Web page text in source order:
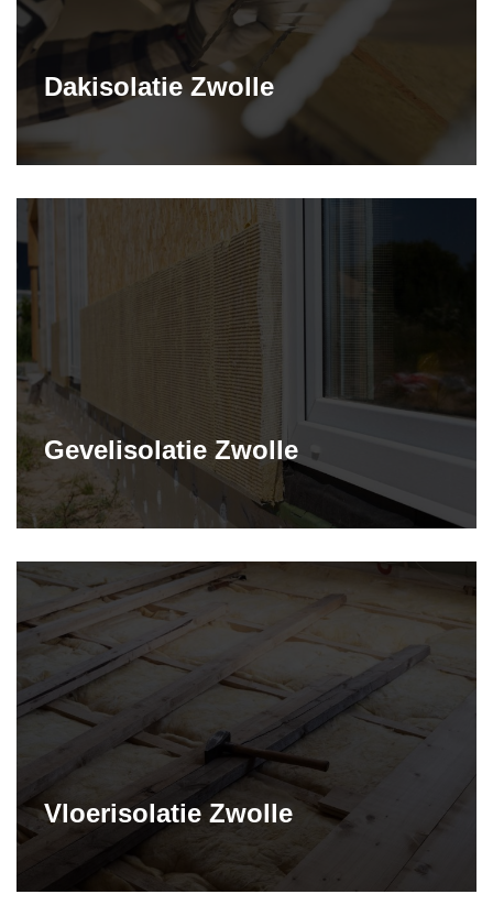
Dakisolatie Zwolle
Gevelisolatie Zwolle
Vloerisolatie Zwolle